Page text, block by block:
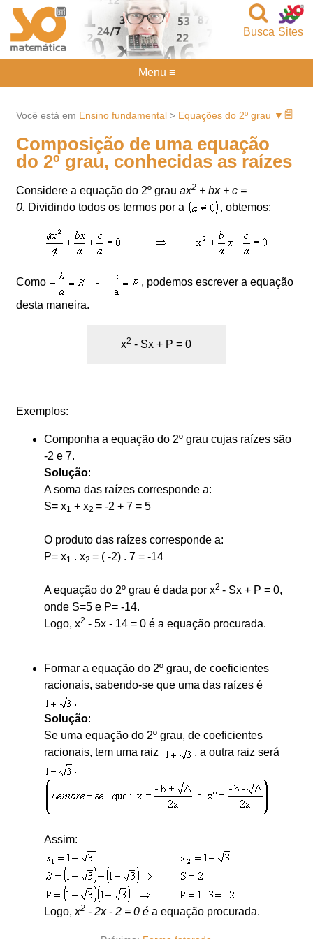
Sites
Busca
Você está em Ensino fundamental > Equações do 2º grau ▼
Composição de uma equação
do 2º grau, conhecidas as raízes
Considere a equação do 2º grauax2 + bx + c =
0. Dividindo todos os termos por a , obtemos:
Como
, podemos escrever a equação
desta maneira.
x2 - Sx + P = 0
Exemplos:
Componha a equação do 2º grau cujas raízes são
-2 e 7.
Solução:
A soma das raízes corresponde a:
S= x1 + x2= -2 + 7 = 5
O produto das raízes corresponde a:
P= x1 . x2= ( -2) . 7 = -14
A equação do 2º grau é dada por x2 - Sx + P = 0,
onde S=5 e P= -14.
Logo, x2 - 5x - 14 = 0 é a equação procurada.
Formar a equação do 2º grau, de coeficientes
racionais, sabendo-se que uma das raízes é
.
Solução:
Se uma equação do 2º grau, de coeficientes
racionais, tem uma raiz
, a outra raiz será
.
Assim:
Logo,x2 - 2x - 2 = 0 éa equação procurada.